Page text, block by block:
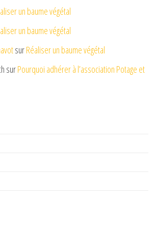
un baume végétal
un baume végétal
surRéaliser un baume végétal
surPourquoi adhérer à l’association Potage et